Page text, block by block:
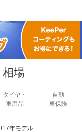
相場
タイヤ・
車用品
自動
車保険
年モデル